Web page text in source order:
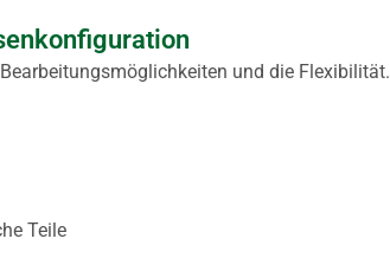
und die Flexibilität.
Teile